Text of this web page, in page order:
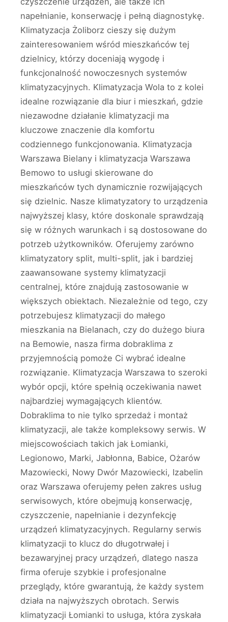
napełnianie, konserwację i pełną diagnostykę.
Klimatyzacja Żoliborz cieszy się dużym
zainteresowaniem wśród mieszkańców tej
dzielnicy, którzy doceniają wygodę i
funkcjonalność nowoczesnych systemów
klimatyzacyjnych. Klimatyzacja Wola to z kolei
idealne rozwiązanie dla biur i mieszkań, gdzie
niezawodne działanie klimatyzacji ma
kluczowe znaczenie dla komfortu
codziennego funkcjonowania. Klimatyzacja
Warszawa Bielany i klimatyzacja Warszawa
Bemowo to usługi skierowane do
mieszkańców tych dynamicznie rozwijających
się dzielnic. Nasze klimatyzatory to urządzenia
najwyższej klasy, które doskonale sprawdzają
się w różnych warunkach i są dostosowane do
potrzeb użytkowników. Oferujemy zarówno
klimatyzatory split, multi-split, jak i bardziej
zaawansowane systemy klimatyzacji
centralnej, które znajdują zastosowanie w
większych obiektach. Niezależnie od tego, czy
potrzebujesz klimatyzacji do małego
mieszkania na Bielanach, czy do dużego biura
na Bemowie, nasza firma dobraklima z
przyjemnością pomoże Ci wybrać idealne
rozwiązanie. Klimatyzacja Warszawa to szeroki
wybór opcji, które spełnią oczekiwania nawet
najbardziej wymagających klientów.
Dobraklima to nie tylko sprzedaż i montaż
klimatyzacji, ale także kompleksowy serwis. W
miejscowościach takich jak Łomianki,
Legionowo, Marki, Jabłonna, Babice, Ożarów
Mazowiecki, Nowy Dwór Mazowiecki, Izabelin
oraz Warszawa oferujemy pełen zakres usług
serwisowych, które obejmują konserwację,
czyszczenie, napełnianie i dezynfekcję
urządzeń klimatyzacyjnych. Regularny serwis
klimatyzacji to klucz do długotrwałej i
bezawaryjnej pracy urządzeń, dlatego nasza
firma oferuje szybkie i profesjonalne
przeglądy, które gwarantują, że każdy system
działa na najwyższych obrotach. Serwis
klimatyzacji Łomianki to usługa, która zyskała